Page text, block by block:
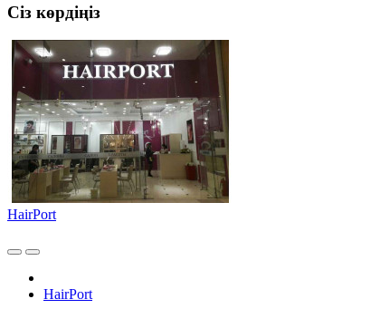
Сіз көрдіңіз
HairPort
HairPort